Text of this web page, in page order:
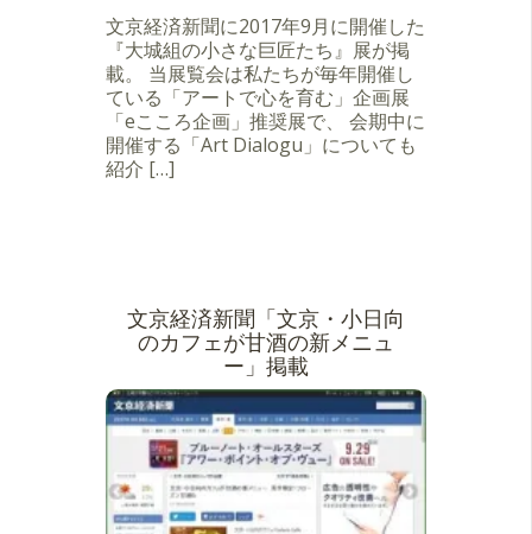
文京経済新聞に2017年9月に開催した
『大城組の小さな巨匠たち』展が掲
載。 当展覧会は私たちが毎年開催し
ている「アートで心を育む」企画展
「eこころ企画」推奨展で、 会期中に
開催する「Art Dialogu」についても
紹介 […]
文京経済新聞「文京・小日向
のカフェが甘酒の新メニュ
ー」掲載